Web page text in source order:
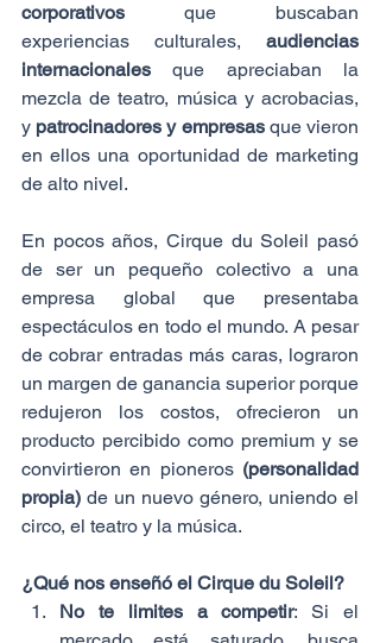
corporativos que buscaban
experiencias culturales, audiencias
internacionales que apreciaban la
mezcla de teatro, música y acrobacias,
y patrocinadores y empresas que vieron
en ellos una oportunidad de marketing
de alto nivel.
En pocos años, Cirque du Soleil pasó
de ser un pequeño colectivo a una
empresa global que presentaba
espectáculos en todo el mundo. A pesar
de cobrar entradas más caras, lograron
un margen de ganancia superior porque
redujeron los costos, ofrecieron un
producto percibido como premium y se
convirtieron en pioneros (personalidad
propia) de un nuevo género, uniendo el
circo, el teatro y la música.
¿Qué nos enseñó el Cirque du Soleil?
No te limites a competir: Si el